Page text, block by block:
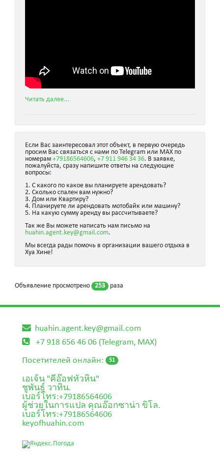
Читать далее...
Если Вас заинтересовал этот объект, в первую очередь
просим Вас связаться с нами по Telegram или MAX по
номерам +79186564606, +7 911 946 34 36. В заявке,
пожалуйста, сразу напишите ответы на следующие
вопросы:
1. С какого по какое вы планируете арендовать?
2. Сколько спален вам нужно?
3. Дом или Квартиру?
4. Планируете ли арендовать мотобайк или машину?
5. На какую сумму аренду вы рассчитываете?
Так же Вы можете написать нам письмо на
huahin.agent.key@gmail.com.
Мы всегда рады помочь в организации вашего отдыха в
Хуа Хине!
Объявление просмотрено 253 раза
huahin.agent.key@gmail.com
+7 918 656 46 06 (Telegram, MAX)
Посетителей онлайн:
51
เอเจ้น "คีอ๊อฟหัวหิน"
ชูพันธุ์ วาทิน.
เบอร์โทร:+79186564606
ผู้ช่วยในการแปล คุณอ๊อกซาน่า ขิโล.
เบอร์โทร:+79186564606
keyofhuahin.com